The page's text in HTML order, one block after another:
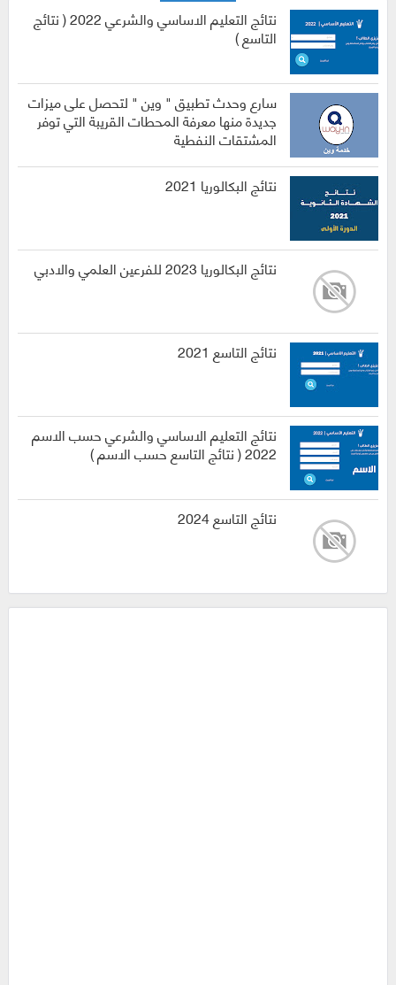
نتائج التعليم الاساسي والشرعي 2022 ( نتائج
التاسع )
سارع وحدث تطبيق " وين " لتحصل على ميزات
جديدة منها معرفة المحطات القريبة التي توفر
المشتقات النفطية
نتائج البكالوريا 2021
نتائج البكالوريا 2023 للفرعين العلمي والادبي
نتائج التاسع 2021
نتائج التعليم الاساسي والشرعي حسب الاسم
2022 ( نتائج التاسع حسب الاسم )
نتائج التاسع 2024